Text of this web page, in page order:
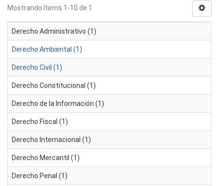
Mostrando ítems 1-10 de 1
Derecho Administrativo (1)
Derecho Ambiental (1)
Derecho Civil (1)
Derecho Constitucional (1)
Derecho de la Información (1)
Derecho Fiscal (1)
Derecho Internacional (1)
Derecho Mercantil (1)
Derecho Penal (1)